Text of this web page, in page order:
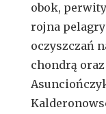
obok,
rojna
oczyszczań
chondrą